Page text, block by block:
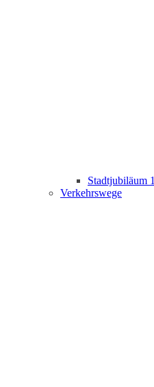
Stadtjubiläum
Verkehrswege